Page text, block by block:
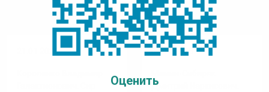
21.01.2026 08.12.2025
Дмитрий Наркисович.
Оценить